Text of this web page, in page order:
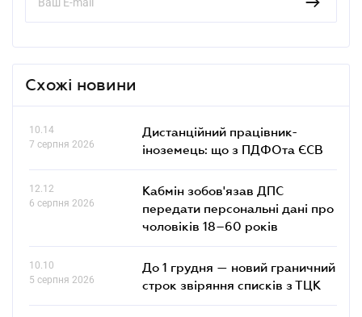
Схожі новини
10.14
7 серпня 2026
Дистанційний працівник-
іноземець: що з ПДФОта ЄСВ
12.12
6 серпня 2026
Кабмін зобов'язав ДПС
передати персональні дані про
чоловіків 18–60 років
10.10
5 серпня 2026
До 1 грудня — новий граничний
строк звіряння списків з ТЦК